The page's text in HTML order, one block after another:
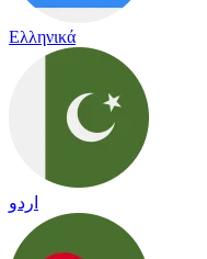
Ελληνικά
اردو